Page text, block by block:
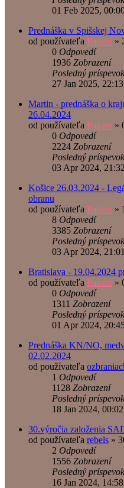
01 Feb 2025,
Prednáška v Spišskej
od používateľa Panzer »
0 Odpovedí
1936 Zobrazení
Posledný príspevok
27 Jan 2025, 22:13
Martin - prednáška o
26.04.2024
od používateľa Panzer »
0 Odpovedí
2224 Zobrazení
Posledný príspevok
03 Apr 2024, 21:32
Košice 26.03.2024 -
obranu
od používateľa Panzer »
8 Odpovedí
3385 Zobrazení
Posledný príspevok
03 Apr 2024, 21:01
Bratislava - 19.04.2024
od používateľa Panzer »
0 Odpovedí
1311 Zobrazení
Posledný príspevok
01 Apr 2024,
Prednáška KN/NO,
02.02.2024
od používateľa
1 Odpovedí
1128 Zobrazení
Posledný príspevok
18 Jan 2024, 00:02
30.výročia založenia
od používateľa rebels »
2 Odpovedí
1556 Zobrazení
Posledný príspevok
16 Jan 2024, 14:58